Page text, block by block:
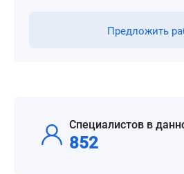
Предложить
Специалистов в
852